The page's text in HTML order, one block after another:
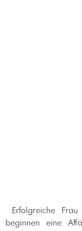
Erfolgreiche
beginnen eine